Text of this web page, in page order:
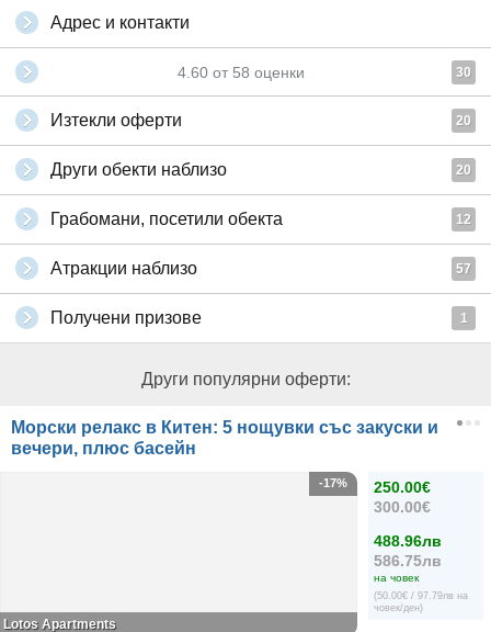
Адрес и контакти
4.60 от 58 оценки 30
Изтекли оферти 20
Други обекти наблизо 20
Грабомани, посетили обекта 12
Атракции наблизо 57
Получени призове 1
Други популярни оферти:
Морски релакс в Китен: 5 нощувки със закуски и
вечери, плюс басейн
250.00€
300.00€
488.96лв
586.75лв
на човек
(50.00€ / 97.79лв на
човек/ден)
-17%
Lotos Apartments